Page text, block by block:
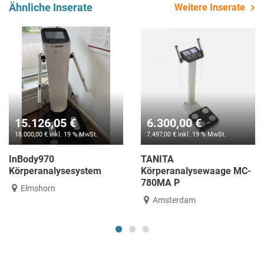
Ähnliche Inserate Weitere Inserate
€
% MwSt.
MC-
2.970,00 €
3.534,30 € inkl. 19 % MwSt.
Körperanalysewaage MC-
990,00 €
1.178,10 €
Hamburg